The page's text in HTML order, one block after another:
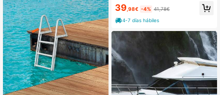
39,98€ -4% 41,78€
4-7 días hábiles